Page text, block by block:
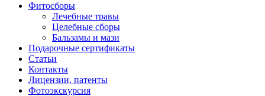
Фитосборы
Лечебные травы
Целебные сборы
Бальзамы и мази
Подарочные сертификаты
Статьи
Контакты
Лицензии, патенты
Фотоэкскурсия